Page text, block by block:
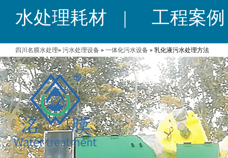
水处理耗材 | 工程案例
四川名膜水处理» 污水处理设备 » 一体化污水设备 » 乳化液污水处理方法